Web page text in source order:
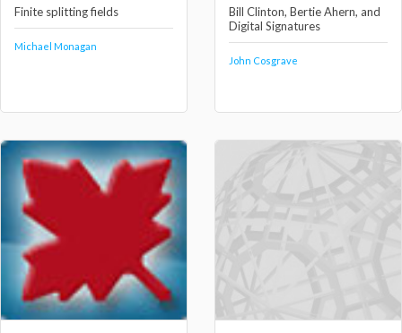
Finite splitting fields
Michael Monagan
Bill Clinton, Bertie Ahern, and
Digital Signatures
John Cosgrave